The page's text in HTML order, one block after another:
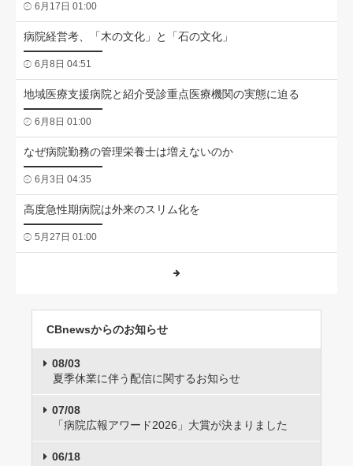
6月17日 01:00
病院経営考、「木の文化」と「石の文化」
6月8日 04:51
地域医療支援病院と紹介受診重点医療機関の実態に迫る
6月8日 01:00
なぜ病院勤務の管理栄養士は増えないのか
6月3日 04:35
高度急性期病院は外来のスリム化を
5月27日 01:00
CBnewsからのお知らせ
08/03
夏季休業に伴う配信に関するお知らせ
07/08
「病院広報アワード2026」大賞が決まりました
06/18